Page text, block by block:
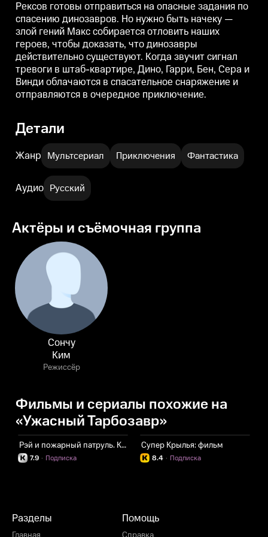
Сера и Винди облачаются в
спасательное снаряжение и
отправляются в очередное
приключение.
Сера и Винди облачаются в
спасательное снаряжение и
отправляются в очередное
приключение.
Рексов готовы отправиться на опасные задания по
спасению динозавров. Но нужно быть начеку —
злой гений Макс собирается отловить наших
героев, чтобы доказать, что динозавры
действительно существуют. Когда звучит сигнал
тревоги в штаб-квартире, Дино, Гарри, Бен, Сера и
Винди облачаются в спасательное снаряжение и
отправляются в очередное приключение.
Детали
Жанр Мультсериал Приключения Фантастика
Аудио Русский
Актёры и съёмочная группа
Сончу
Ким
Режиссёр
Фильмы и сериалы похожие на
«Ужасный Тарбозавр»
Рэй и пожарный патруль. Команда ВиВилз
7.9 Подписка
·
Супер Крылья: фильм
8.4 Подписка
·
Разделы Помощь